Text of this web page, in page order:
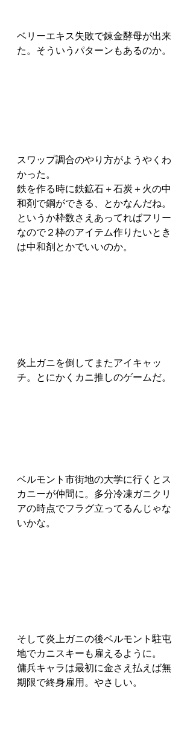
ベリーエキス失敗で錬金酵母が出来
た。そういうパターンもあるのか。
スワップ調合のやり方がようやくわ
かった。
鉄を作る時に鉄鉱石＋石炭＋火の中
和剤で鋼ができる、とかなんだね。
というか枠数さえあってればフリー
なので２枠のアイテム作りたいとき
は中和剤とかでいいのか。
炎上ガニを倒してまたアイキャッ
チ。とにかくカニ推しのゲームだ。
ベルモント市街地の大学に行くとス
カニーが仲間に。多分冷凍ガニクリ
アの時点でフラグ立ってるんじゃな
いかな。
そして炎上ガニの後ベルモント駐屯
地でカニスキーも雇えるように。
傭兵キャラは最初に金さえ払えば無
期限で終身雇用。やさしい。